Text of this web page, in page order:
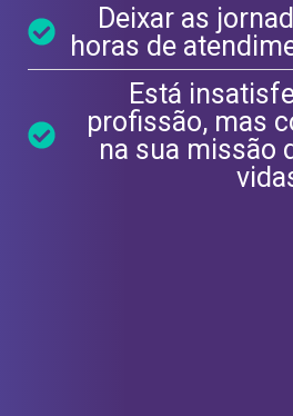
Deixar as
horas de
Está
profissão, mas
na sua missão